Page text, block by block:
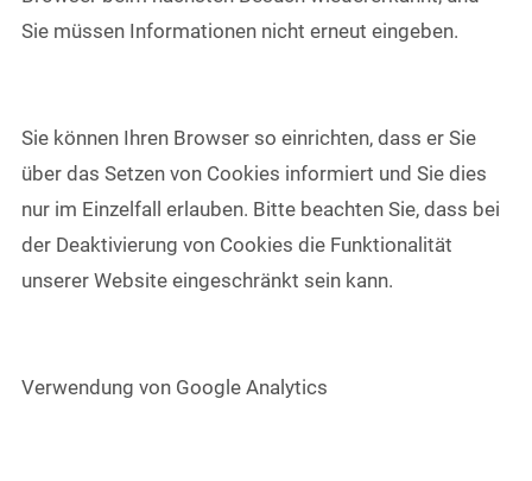
Sie müssen Informationen nicht erneut eingeben.
Sie können Ihren Browser so einrichten, dass er Sie
über das Setzen von Cookies informiert und Sie dies
nur im Einzelfall erlauben. Bitte beachten Sie, dass bei
der Deaktivierung von Cookies die Funktionalität
unserer Website eingeschränkt sein kann.
Verwendung von Google Analytics